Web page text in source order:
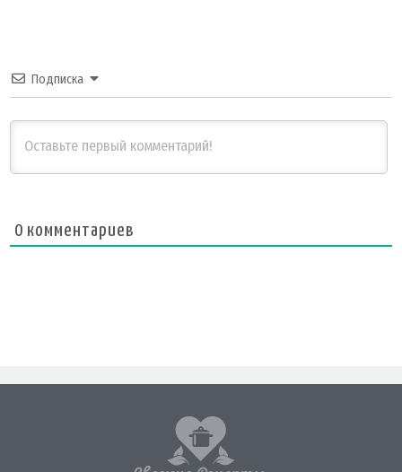
Подписка
0 комментариев